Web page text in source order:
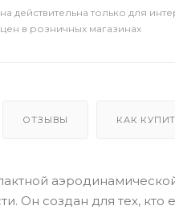
действительна только для
в розничных магазинах
ОТЗЫВЫ КАК
Он создан для тех, кто